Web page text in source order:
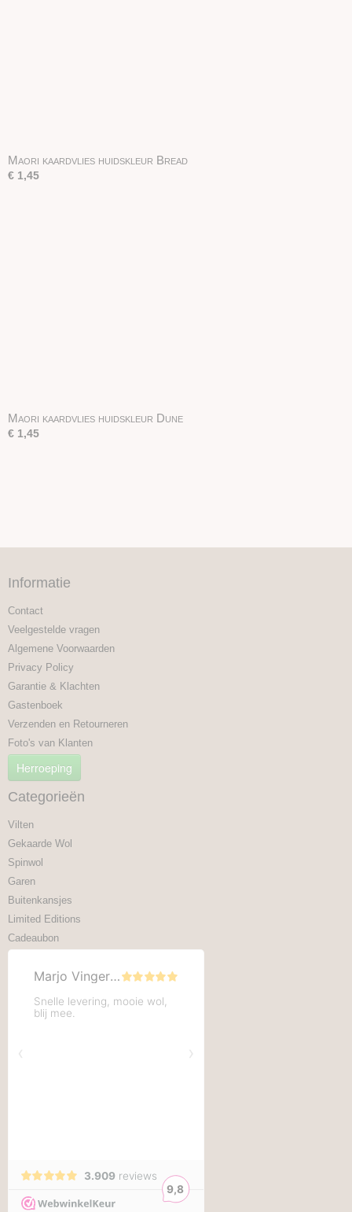
Maori kaardvlies huidskleur Bread
€ 1,45
Maori kaardvlies huidskleur Dune
€ 1,45
Informatie
Contact
Veelgestelde vragen
Algemene Voorwaarden
Privacy Policy
Garantie & Klachten
Gastenboek
Verzenden en Retourneren
Foto's van Klanten
Herroeping
Categorieën
Vilten
Gekaarde Wol
Spinwol
Garen
Buitenkansjes
Limited Editions
Cadeaubon